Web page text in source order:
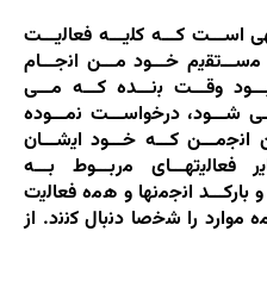
اﺳـــت ﮐـــه ﮐﻠﯾـــه ﻓﻌﺎﻟﯾـــت
ﺧـــود ﻣـــن اﻧﺟـــﺎم
وﻗـــت ﺑﻧـــده ﮐـــه ﻣـــﯽ
ﺷـــود، درﺧواﺳـــت ﻧﻣـــوده
اﻧﺟﻣـــن ﮐـــه ﺧـــود اﯾﺷـــﺎن
ﻓﻌﺎﻟﯾﺗﮭـــﺎی ﻣرﺑـــوط ﺑـــه
و ﺑﺎرﮐـــد اﻧﺟﻣﻧﮭﺎ و ھﻣه ﻓﻌﺎﻟﯾت
ﻣوارد را ﺷﺧﺻﺎ دﻧﺑﺎل ﮐﻧﻧد. از